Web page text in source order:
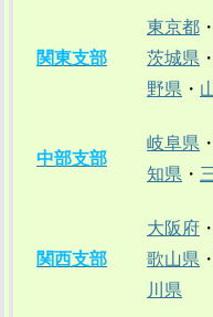
関東支部
東京都 ・
茨城県 ・
野県 ・
中部支部
岐阜県 ・
知県 ・
関西支部
大阪府 ・
歌山県 ・
川県